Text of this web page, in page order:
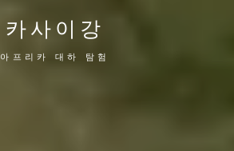
카사이강
아프리카 대하 탐험